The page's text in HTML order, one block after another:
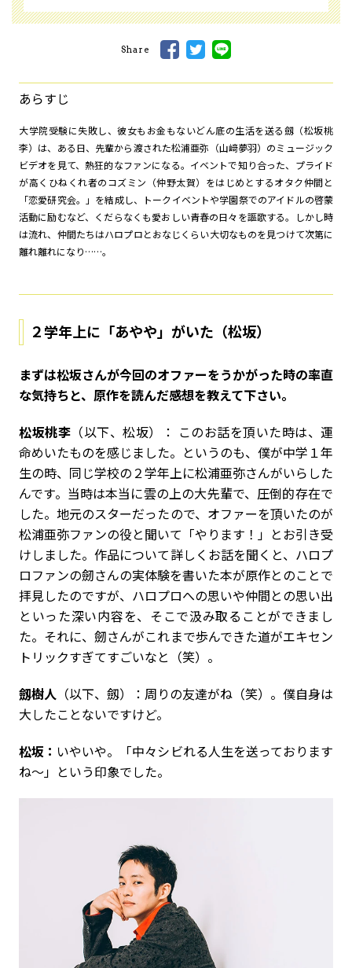
Share
あらすじ
大学院受験に失敗し、彼女もお金もないどん底の生活を送る劔（松坂桃
李）は、ある日、先輩から渡された松浦亜弥（山﨑夢羽）のミュージック
ビデオを見て、熱狂的なファンになる。イベントで知り合った、プライド
が高くひねくれ者のコズミン（仲野太賀）をはじめとするオタク仲間と
「恋愛研究会。」を結成し、トークイベントや学園祭でのアイドルの啓蒙
活動に励むなど、くだらなくも愛おしい青春の日々を謳歌する。しかし時
は流れ、仲間たちはハロプロとおなじくらい大切なものを見つけて次第に
離れ離れになり……。
２学年上に「あやや」がいた（松坂）
――まずは松坂さんが今回のオファーをうかがった時の率直
な気持ちと、原作を読んだ感想を教えて下さい。
松坂桃李 （以下、松坂）： このお話を頂いた時は、運
命めいたものを感じました。というのも、僕が中学１年
生の時、同じ学校の２学年上に松浦亜弥さんがいらした
んです。当時は本当に雲の上の大先輩で、圧倒的存在で
した。地元のスターだったので、オファーを頂いたのが
松浦亜弥ファンの役と聞いて「やります！」とお引き受
けしました。作品について詳しくお話を聞くと、ハロプ
ロファンの劒さんの実体験を書いた本が原作とのことで
拝見したのですが、ハロプロへの思いや仲間との思い出
といった深い内容を、そこで汲み取ることができまし
た。それに、劒さんがこれまで歩んできた道がエキセン
トリックすぎてすごいなと（笑）。
劔樹人 （以下、劔）：周りの友達がね（笑）。僕自身は
大したことないですけど。
松坂： いやいや。「中々シビれる人生を送っております
ね～」という印象でした。